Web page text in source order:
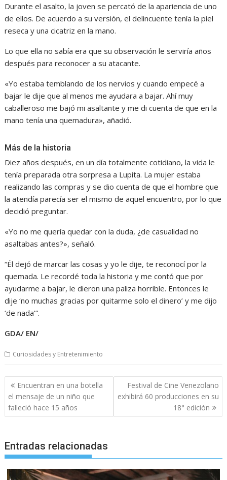
Durante el asalto, la joven se percató de la apariencia de uno
de ellos. De acuerdo a su versión, el delincuente tenía la piel
reseca y una cicatriz en la mano.
Lo que ella no sabía era que su observación le serviría años
después para reconocer a su atacante.
«Yo estaba temblando de los nervios y cuando empecé a
bajar le dije que al menos me ayudara a bajar. Ahí muy
caballeroso me bajó mi asaltante y me di cuenta de que en la
mano tenía una quemadura», añadió.
Más de la historia
Diez años después, en un día totalmente cotidiano, la vida le
tenía preparada otra sorpresa a Lupita. La mujer estaba
realizando las compras y se dio cuenta de que el hombre que
la atendía parecía ser el mismo de aquel encuentro, por lo que
decidió preguntar.
«Yo no me quería quedar con la duda, ¿de casualidad no
asaltabas antes?», señaló.
“Él dejó de marcar las cosas y yo le dije, te reconocí por la
quemada. Le recordé toda la historia y me contó que por
ayudarme a bajar, le dieron una paliza horrible. Entonces le
dije ‘no muchas gracias por quitarme solo el dinero’ y me dijo
‘de nada’”.
GDA/ EN/
Curiosidades y Entretenimiento
Navegación
de
entradas
Encuentran en una botella
el mensaje de un niño que
falleció hace 15 años
Festival de Cine Venezolano
exhibirá 60 producciones en su
18° edición
Entradas relacionadas